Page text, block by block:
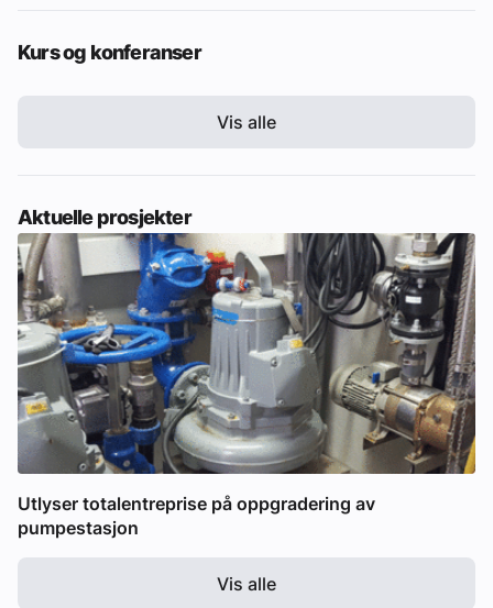
Kurs og konferanser
Vis alle
Aktuelle prosjekter
Utlyser totalentreprise på oppgradering av
pumpestasjon
Vis alle